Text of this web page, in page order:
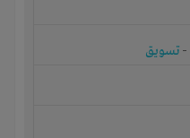
- تسويق